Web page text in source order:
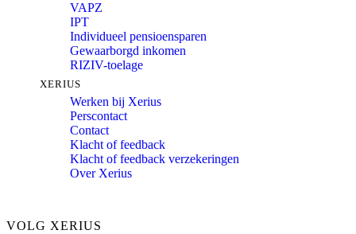
VAPZ
IPT
Individueel pensioensparen
Gewaarborgd inkomen
RIZIV-toelage
XERIUS
Werken bij Xerius
Perscontact
Contact
Klacht of feedback
Klacht of feedback verzekeringen
Over Xerius
VOLG XERIUS